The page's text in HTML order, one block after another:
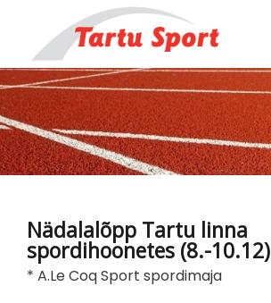
content
Nädalalõpp Tartu linna
spordihoonetes (8.-10.12)
* A.Le Coq Sport spordimaja